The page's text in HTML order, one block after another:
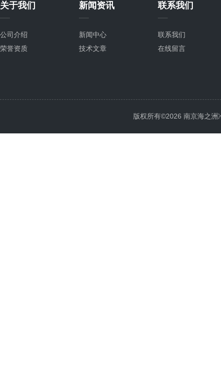
关于我们
公司介绍
荣誉资质
新闻资讯
新闻中心
技术文章
联系我们
联系我们
在线留言
版权所有©2026 南京海之